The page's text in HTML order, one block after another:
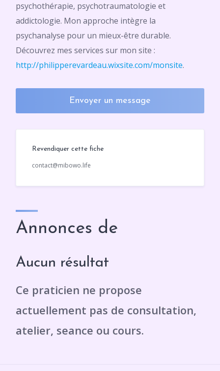
psychothérapie, psychotraumatologie et
addictologie. Mon approche intègre la
psychanalyse pour un mieux-être durable.
Découvrez mes services sur mon site :
http://philipperevardeau.wixsite.com/monsite.
Envoyer un message
Revendiquer cette fiche
contact@mibowo.life
Annonces de
Aucun résultat